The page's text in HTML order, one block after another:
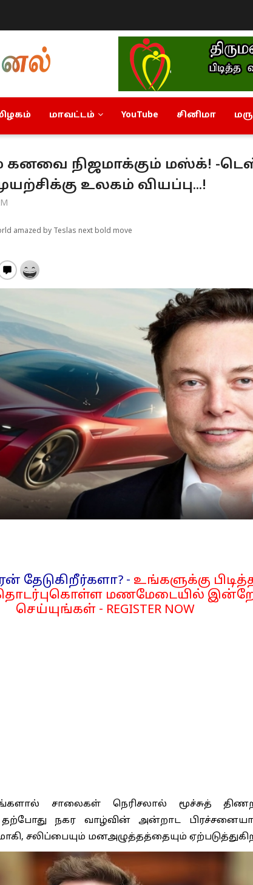
மாவட்டம் YouTube சினிமா
கனவை நிஜமாக்கும் மஸ்க்! -
உலகம் வியப்பு...!
amazed by Teslas next bold move
தேடுகிறீர்களா? - உங்களுக்கு
மணமேடையில் இன்றே
செய்யுங்கள் - REGISTER NOW
சாலைகள் நெரிசலால் மூச்சுத்
தற்போது நகர வாழ்வின் அன்றாட பிரச்சனையாக
சலிப்பையும் மனஅழுத்தத்தையும்